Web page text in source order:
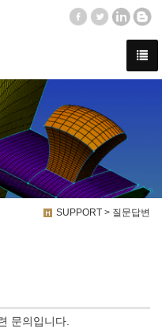
SUPPORT > 질문답변
문의입니다.